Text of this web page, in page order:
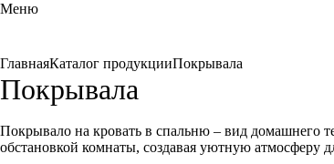
Меню
ГлавнаяКаталог продукцииПокрывала
Покрывала
Покрывало на кровать в спальню – вид домашнего
обстановкой комнаты, создавая уютную атмосферу